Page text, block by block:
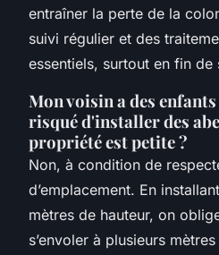
entraîner la perte de la
suivi régulier et des
essentiels, surtout en fin de
Mon voisin a des enfants
risqué d'installer des
propriété est petite ?
Non, à condition de
d’emplacement. En
mètres de hauteur, on
s’envoler à plusieurs